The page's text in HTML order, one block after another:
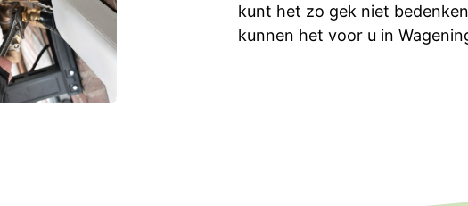
kunt het zo gek niet
kunnen het voor u in